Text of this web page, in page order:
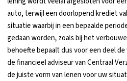
auto, terwijl een doorlopend krediet
situatie waarbij in een bepaalde
gedaan worden, zoals bij het
behoefte bepaalt dus voor een deel de
de financieel adviseur van Centraal
de juiste vorm van lenen voor uw